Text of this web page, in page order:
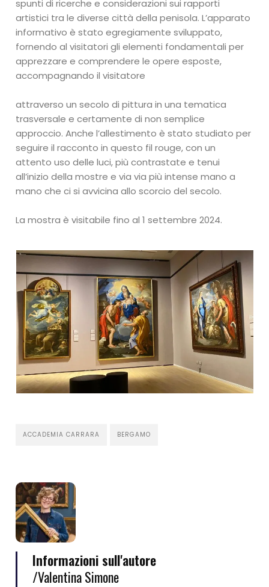
spunti di ricerche e considerazioni sui rapporti
artistici tra le diverse città della penisola. L’apparato
informativo è stato egregiamente sviluppato,
fornendo al visitatori gli elementi fondamentali per
apprezzare e comprendere le opere esposte,
accompagnando il visitatore
attraverso un secolo di pittura in una tematica
trasversale e certamente di non semplice
approccio. Anche l’allestimento è stato studiato per
seguire il racconto in questo fil rouge, con un
attento uso delle luci, più contrastate e tenui
all’inizio della mostre e via via più intense mano a
mano che ci si avvicina allo scorcio del secolo.
La mostra è visitabile fino al 1 settembre 2024.
ACCADEMIA CARRARA BERGAMO
Informazioni sull'autore
/Valentina Simone